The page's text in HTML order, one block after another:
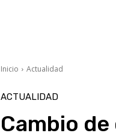
Inicio Actualidad
ACTUALIDAD
Cambio